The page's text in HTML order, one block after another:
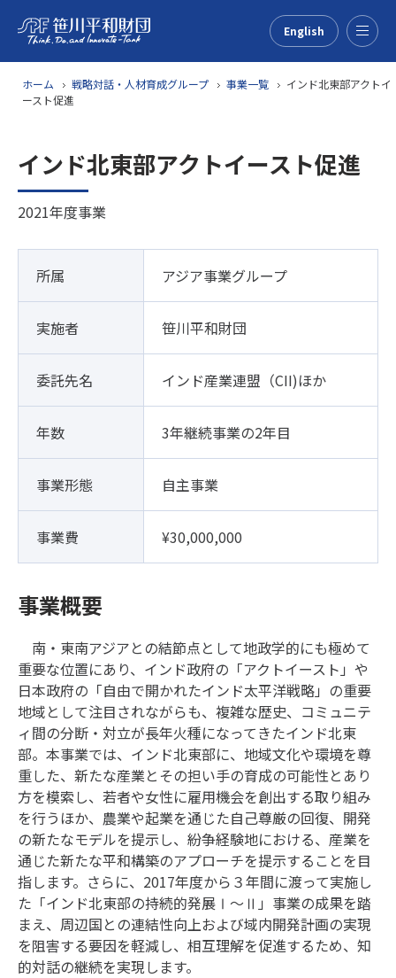
English
ホーム 戦略対話・人材育成グループ 事業一覧
インド北東部アクトイ
ースト促進
インド北東部アクトイースト促進
2021年度事業
所属 アジア事業グループ
実施者 笹川平和財団
委託先名 インド産業連盟（CII)ほか
年数 3年継続事業の2年目
事業形態 自主事業
事業費 ¥30,000,000
事業概要
南・東南アジアとの結節点として地政学的にも極めて
重要な位置にあり、インド政府の「アクトイースト」や
日本政府の「自由で開かれたインド太平洋戦略」の重要
地域として注目されながらも、複雑な歴史、コミュニテ
ィ間の分断・対立が長年火種になってきたインド北東
部。本事業では、インド北東部に、地域文化や環境を尊
重した、新たな産業とその担い手の育成の可能性とあり
方を模索し、若者や女性に雇用機会を創出する取り組み
を行うほか、農業や起業を通じた自己尊厳の回復、開発
の新たなモデルを提示し、紛争経験地における、産業を
通じた新たな平和構築のアプローチを提示することを目
指します。さらに、2017年度から３年間に渡って実施し
た「インド北東部の持続的発展Ⅰ～Ⅱ」事業の成果を踏
まえ、周辺国との連結性向上および域内開発計画の実現
を阻害する要因を軽減し、相互理解を促進するため、知
的対話の継続を実現します。